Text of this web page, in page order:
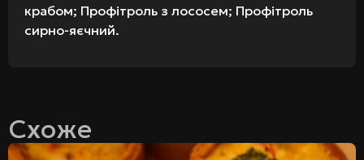
крабом; Профітроль з лососем; Профітроль
сирно-яєчний.
Схоже